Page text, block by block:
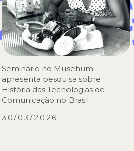
Seminário no Musehum
apresenta pesquisa sobre
História das Tecnologias de
Comunicação no Brasil
30/03/2026